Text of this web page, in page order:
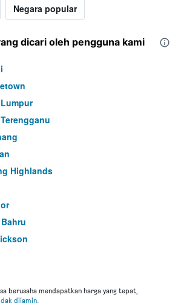
Negara popular
dicari oleh pengguna kami
Highlands
berusaha mendapatkan harga yang tepat,
dijamin.